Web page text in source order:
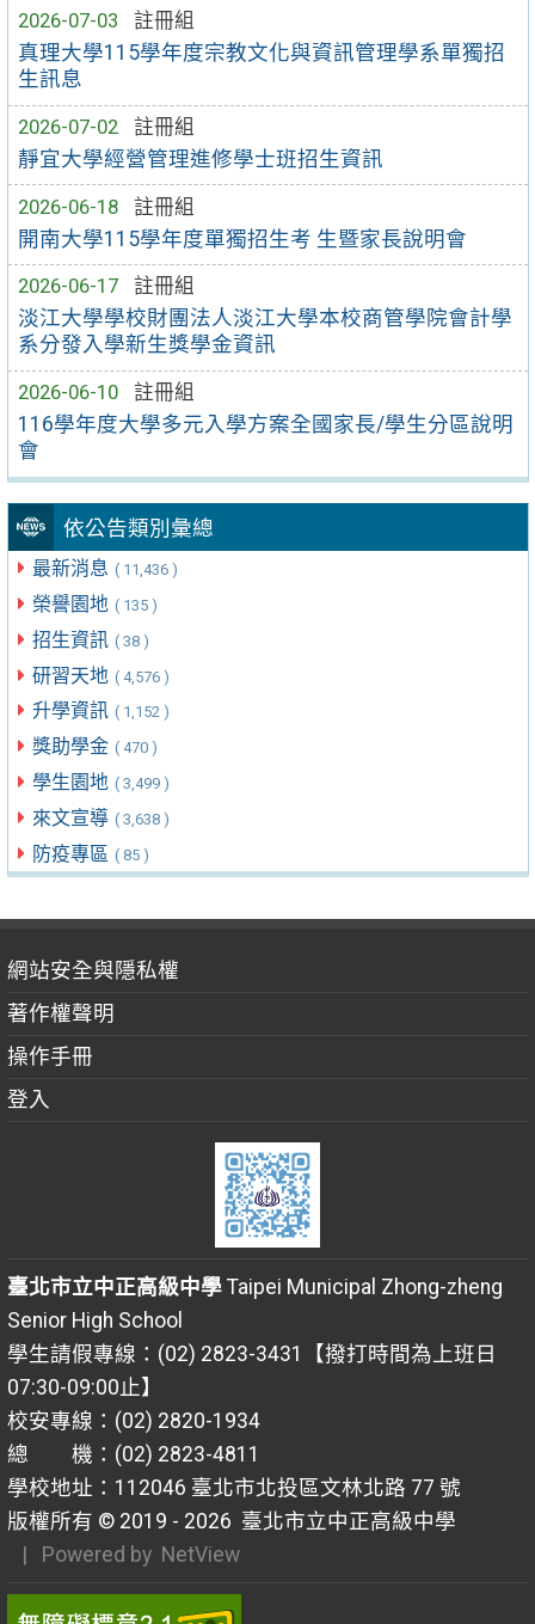
2026-07-03
註冊組
真理大學115學年度宗教文化與資訊管理學系單獨招
生訊息
2026-07-02
註冊組
靜宜大學經營管理進修學士班招生資訊
2026-06-18
註冊組
開南大學115學年度單獨招生考 生暨家長說明會
2026-06-17
註冊組
淡江大學學校財團法人淡江大學本校商管學院會計學
系分發入學新生獎學金資訊
2026-06-10
註冊組
116學年度大學多元入學方案全國家長/學生分區說明
會
依公告類別彙總
最新消息 ( 11,436 )
榮譽園地 ( 135 )
招生資訊 ( 38 )
研習天地 ( 4,576 )
升學資訊 ( 1,152 )
獎助學金 ( 470 )
學生園地 ( 3,499 )
來文宣導 ( 3,638 )
防疫專區 ( 85 )
網站安全與隱私權
著作權聲明
操作手冊
登入
臺北市立中正高級中學Taipei Municipal Zhong-zheng
Senior High School
學生請假專線：(02) 2823-3431【撥打時間為上班日
07:30-09:00止】
校安專線：(02) 2820-1934
總 機：(02) 2823-4811
學校地址：112046 臺北市北投區文林北路 77 號
版權所有 © 2019 - 2026 臺北市立中正高級中學
| Powered by NetView